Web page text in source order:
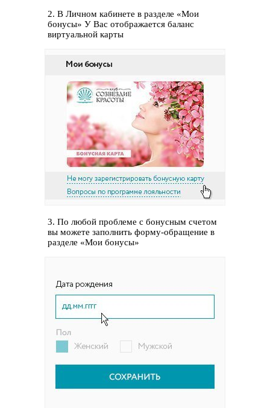
2. В Личном кабинете в разделе «Мои
бонусы» У Вас отображается баланс
виртуальной карты
3. По любой проблеме с бонусным счетом
вы можете заполнить форму-обращение в
разделе «Мои бонусы»